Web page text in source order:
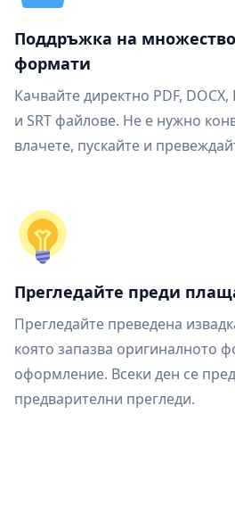
Поддръжка на
формати
Качвайте директно PDF, DOCX,
и SRT файлове. Не е нужно
влачете, пускайте и
Прегледайте преди
Прегледайте преведена
която запазва оригиналното
оформление. Всеки ден се
предварителни прегледи.